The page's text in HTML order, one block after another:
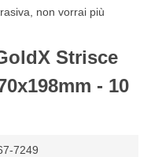
stucco o il primer
senza lasciare
non vorrai più
Strisce
- 10
7249